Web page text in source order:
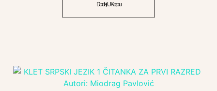
Dodaj U Korpu